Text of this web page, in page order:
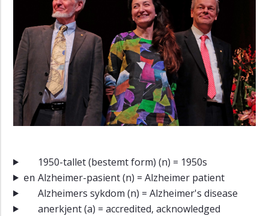
1950-tallet (bestemt form) (n) = 1950s
en Alzheimer-pasient(n) = Alzheimer patient
Alzheimers sykdom (n) = Alzheimer's disease
anerkjent(a) = accredited, acknowledged